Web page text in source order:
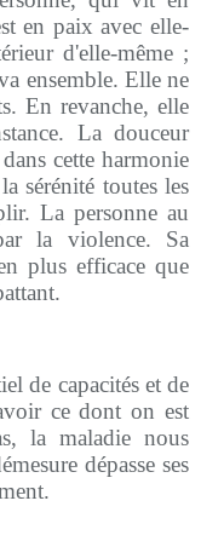
en paix avec elle-
d'elle-même ;
ensemble. Elle ne
En revanche, elle
La douceur
cette harmonie
sérénité toutes les
La personne au
la violence. Sa
plus efficace que
de capacités et de
ce dont on est
la maladie nous
dépasse ses